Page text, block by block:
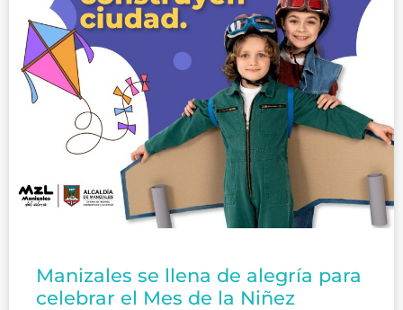
Manizales se llena de alegría para
celebrar el Mes de la Niñez